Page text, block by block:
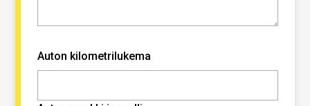
Auton kilometrilukema